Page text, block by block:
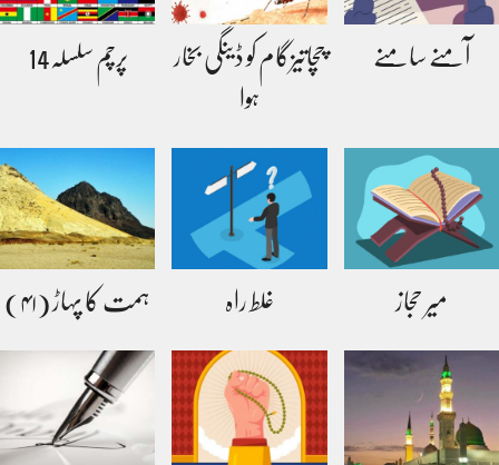
آمنے سامنے
چچاتیزگام کو ڈینگی بخار
ہوا
پرچم سلسلہ14
میر حجاز غلط راہ ہمت کا پہاڑ (۴۱)